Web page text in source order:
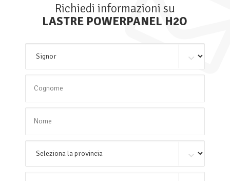
Richiedi informazioni su
LASTRE POWERPANEL H2O